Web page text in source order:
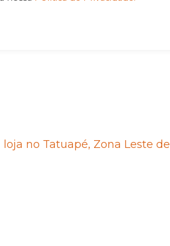
para o Dia das Mães
no Tatuapé, Zona Leste de